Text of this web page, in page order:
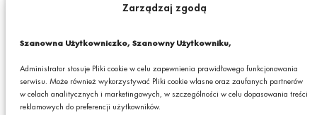
Zarządzaj zgodą
Szanowna Użytkowniczko, Szanowny Użytkowniku,
Administrator stosuje Pliki cookie w celu zapewnienia prawidłowego funkcjonowania
serwisu. Może również wykorzystywać Pliki cookie własne oraz zaufanych partnerów
w celach analitycznych i marketingowych, w szczególności w celu dopasowania treści
reklamowych do preferencji użytkowników.
adres e-mail newslettera z informacjami o ciekawych promocjach,
produktach lub usługach GRANIT S.A.*
* Pola obowiązkowe
Podając swój adres e-mail wyrażasz zgodę na otrzymywanie drogą elektroniczną,